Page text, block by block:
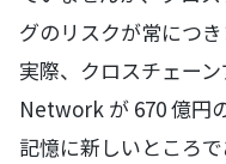
グのリスクが常につ
実際、クロスチェー
Network が 670 億円
記憶に新しいところ